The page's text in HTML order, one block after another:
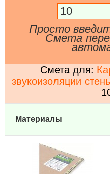
Просто
Смета
Смета для:
звукоизоляции
Материалы